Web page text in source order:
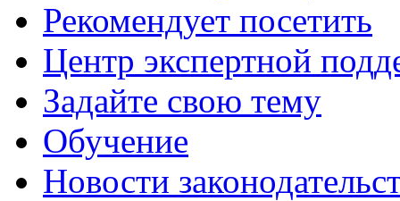
Рекомендует посетить
Центр экспертной
Задайте свою тему
Обучение
Новости